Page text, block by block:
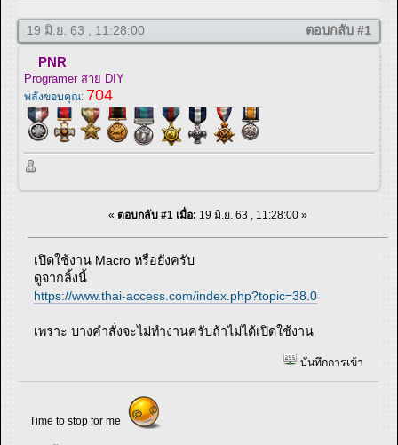
19 มิ.ย. 63 , 11:28:00 ตอบกลับ #1
PNR
Programer สาย DIY
พลังขอบคุณ: 704
« ตอบกลับ #1 เมื่อ: 19 มิ.ย. 63 , 11:28:00 »
เปิดใช้งาน Macro หรือยังครับ
ดูจากลิ้งนี้
https://www.thai-access.com/index.php?topic=38.0
เพราะ บางคำสั่งจะไม่ทำงานครับถ้าไม่ได้เปิดใช้งาน
บันทึกการเข้า
Time to stop for me